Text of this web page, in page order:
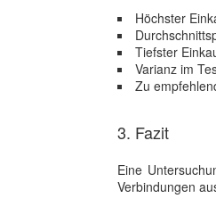
Höchster
Tiefster
Varianz im
Zu
3. Fazit
Eine
Verbindungen